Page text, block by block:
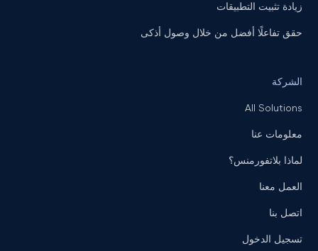
زيادة تثبيت التطبيقات
حقق تفاعلًا أفضل من خلال وصول أذكى
الشركة
All Solutions
معلومات عنا
لماذا بلاتفورمنس؟
العمل معنا
اتصل بنا
تسجيل الدخول